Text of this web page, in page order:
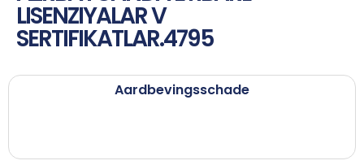
LISENZIYALAR V
SERTIFIKATLAR.4795
Aardbevingsschade